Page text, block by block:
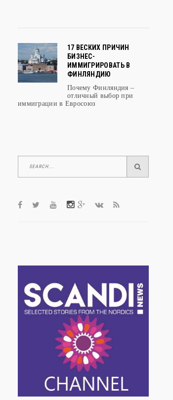
17 ВЕСКИХ ПРИЧИН
БИЗНЕС-
ИММИГРИРОВАТЬ В
ФИНЛЯНДИЮ
Почему Финляндия –
отличный выбор при
иммиграции в Евросоюз